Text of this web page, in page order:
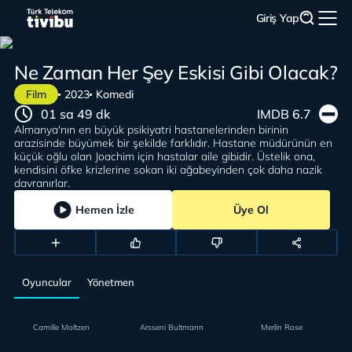
Giriş Yap
Film 2023 Komedi
Ne Zaman Her Şey Eskisi Gibi Olacak?
Almanya'nın en büyük psikiyatri hastanelerinden birinin
arazisinde büyümek bir şekilde farklıdır. Hastane müdürünün en
küçük oğlu olan Joachim için hastalar aile gibidir. Üstelik ona,
kendisini öfke krizlerine sokan iki ağabeyinden çok daha nazik
davranırlar.
01 sa 49 dk IMDB 6.7
Hemen İzle Üye Ol
Oyuncular Yönetmen
Camille Moltzen Arsseni Bultmann Merlin Rose